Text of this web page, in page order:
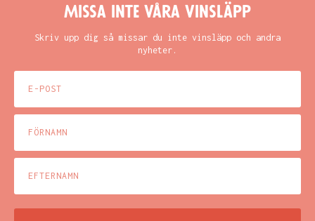
Missa inte våra vinsläpp
Skriv upp dig så missar du inte vinsläpp och andra
nyheter.